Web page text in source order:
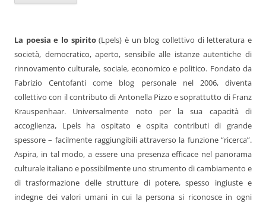
La poesia e lo spirito(Lpels) è un blog collettivo di letteratura e
società, democratico, aperto, sensibile alle istanze autentiche di
rinnovamento culturale, sociale, economico e politico. Fondato da
Fabrizio Centofanti come blog personale nel 2006, diventa
collettivo con il contributo di Antonella Pizzo e soprattutto di Franz
Krauspenhaar. Universalmente noto per la sua capacità di
accoglienza, Lpels ha ospitato e ospita contributi di grande
spessore – facilmente raggiungibili attraverso la funzione “ricerca”.
Aspira, in tal modo, a essere una presenza efficace nel panorama
culturale italiano e possibilmente uno strumento di cambiamento e
di trasformazione delle strutture di potere, spesso ingiuste e
indegne dei valori umani in cui la persona si riconosce in ogni